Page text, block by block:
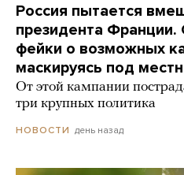
Россия пытается
президента Франции.
фейки о возможных
маскируясь под
От этой кампании
три крупных политика
НОВОСТИ день назад